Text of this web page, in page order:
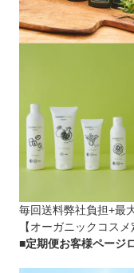
毎回送料弊社負担+最
【オーガニックコスメ
■定期便お客様ページ